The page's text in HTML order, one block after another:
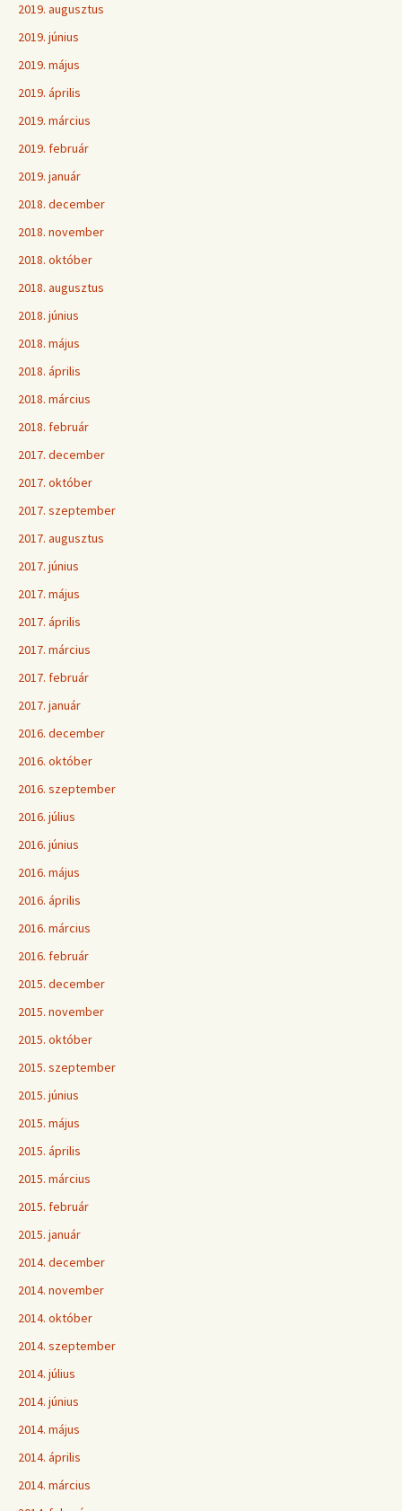
2019. augusztus
2019. június
2019. május
2019. április
2019. március
2019. február
2019. január
2018. december
2018. november
2018. október
2018. augusztus
2018. június
2018. május
2018. április
2018. március
2018. február
2017. december
2017. október
2017. szeptember
2017. augusztus
2017. június
2017. május
2017. április
2017. március
2017. február
2017. január
2016. december
2016. október
2016. szeptember
2016. július
2016. június
2016. május
2016. április
2016. március
2016. február
2015. december
2015. november
2015. október
2015. szeptember
2015. június
2015. május
2015. április
2015. március
2015. február
2015. január
2014. december
2014. november
2014. október
2014. szeptember
2014. július
2014. június
2014. május
2014. április
2014. március